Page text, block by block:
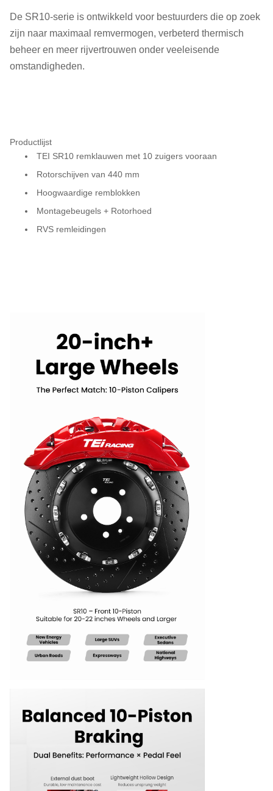
De SR10-serie is ontwikkeld voor bestuurders die op zoek
zijn naar maximaal remvermogen, verbeterd thermisch
beheer en meer rijvertrouwen onder veeleisende
omstandigheden.
Productlijst
TEI SR10 remklauwen met 10 zuigers vooraan
Rotorschijven van 440 mm
Hoogwaardige remblokken
Montagebeugels + Rotorhoed
RVS remleidingen